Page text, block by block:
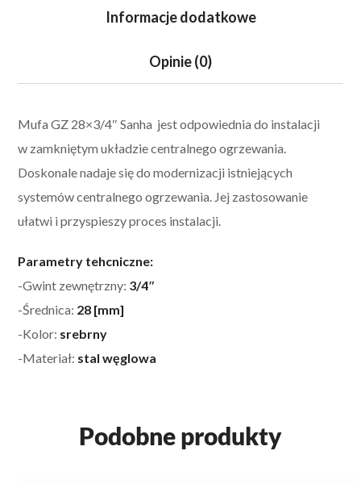
Informacje dodatkowe
Opinie (0)
Mufa GZ 28×3/4″ Sanha jest odpowiednia do instalacji
w zamkniętym układzie centralnego ogrzewania.
Doskonale nadaje się do modernizacji istniejących
systemów centralnego ogrzewania. Jej zastosowanie
ułatwi i przyspieszy proces instalacji.
Parametry tehcniczne:
-Gwint zewnętrzny: 3/4″
-Średnica: 28 [mm]
-Kolor: srebrny
-Materiał: stal węglowa
Podobne produkty